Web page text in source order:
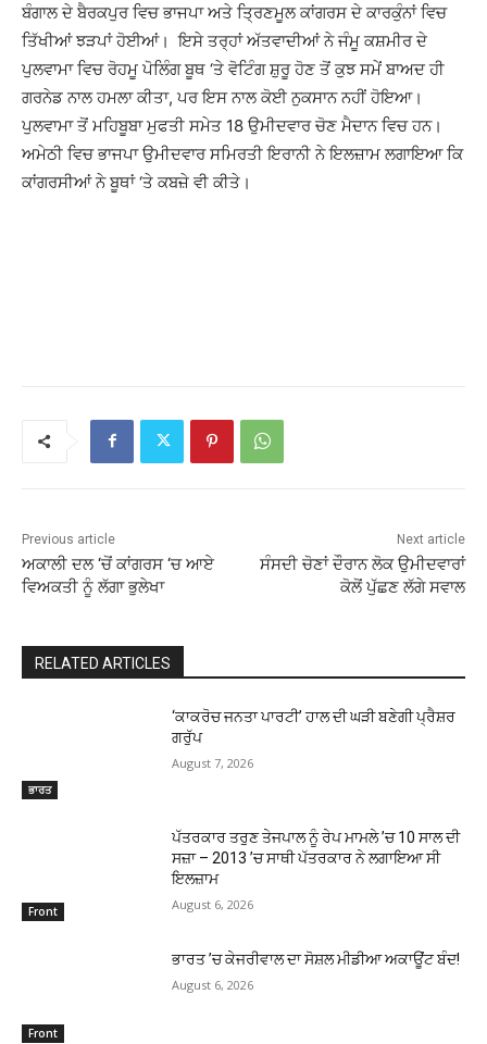
ਬੰਗਾਲ ਦੇ ਬੈਰਕਪੁਰ ਵਿਚ ਭਾਜਪਾ ਅਤੇ ਤ੍ਰਿਣਮੂਲ ਕਾਂਗਰਸ ਦੇ ਕਾਰਕੁੰਨਾਂ ਵਿਚ
ਤਿੱਖੀਆਂ ਝੜਪਾਂ ਹੋਈਆਂ। ਇਸੇ ਤਰ੍ਹਾਂ ਅੱਤਵਾਦੀਆਂ ਨੇ ਜੰਮੂ ਕਸ਼ਮੀਰ ਦੇ
ਪੁਲਵਾਮਾ ਵਿਚ ਰੋਹਮੂ ਪੋਲਿੰਗ ਬੂਥ ‘ਤੇ ਵੋਟਿੰਗ ਸ਼ੁਰੂ ਹੋਣ ਤੋਂ ਕੁਝ ਸਮੇਂ ਬਾਅਦ ਹੀ
ਗਰਨੇਡ ਨਾਲ ਹਮਲਾ ਕੀਤਾ, ਪਰ ਇਸ ਨਾਲ ਕੋਈ ਨੁਕਸਾਨ ਨਹੀਂ ਹੋਇਆ।
ਪੁਲਵਾਮਾ ਤੋਂ ਮਹਿਬੂਬਾ ਮੁਫਤੀ ਸਮੇਤ 18 ਉਮੀਦਵਾਰ ਚੋਣ ਮੈਦਾਨ ਵਿਚ ਹਨ।
ਅਮੇਠੀ ਵਿਚ ਭਾਜਪਾ ਉਮੀਦਵਾਰ ਸਮਿਰਤੀ ਇਰਾਨੀ ਨੇ ਇਲਜ਼ਾਮ ਲਗਾਇਆ ਕਿ
ਕਾਂਗਰਸੀਆਂ ਨੇ ਬੂਥਾਂ ‘ਤੇ ਕਬਜ਼ੇ ਵੀ ਕੀਤੇ।
Previous article
ਅਕਾਲੀ ਦਲ ‘ਚੋਂ ਕਾਂਗਰਸ ‘ਚ ਆਏ
ਵਿਅਕਤੀ ਨੂੰ ਲੱਗਾ ਭੁਲੇਖਾ
Next article
ਸੰਸਦੀ ਚੋਣਾਂ ਦੌਰਾਨ ਲੋਕ ਉਮੀਦਵਾਰਾਂ
ਕੋਲੋਂ ਪੁੱਛਣ ਲੱਗੇ ਸਵਾਲ
RELATED ARTICLES
ਭਾਰਤ
‘ਕਾਕਰੋਚ ਜਨਤਾ ਪਾਰਟੀ’ ਹਾਲ ਦੀ ਘੜੀ ਬਣੇਗੀ ਪ੍ਰੈਸ਼ਰ
ਗਰੁੱਪ
August 7, 2026
Front
ਪੱਤਰਕਾਰ ਤਰੁਣ ਤੇਜਪਾਲ ਨੂੰ ਰੇਪ ਮਾਮਲੇ ’ਚ 10 ਸਾਲ ਦੀ
ਸਜ਼ਾ – 2013 ’ਚ ਸਾਥੀ ਪੱਤਰਕਾਰ ਨੇ ਲਗਾਇਆ ਸੀ
ਇਲਜ਼ਾਮ
August 6, 2026
Front
ਭਾਰਤ ’ਚ ਕੇਜਰੀਵਾਲ ਦਾ ਸੋਸ਼ਲ ਮੀਡੀਆ ਅਕਾਊਂਟ ਬੰਦ!
August 6, 2026